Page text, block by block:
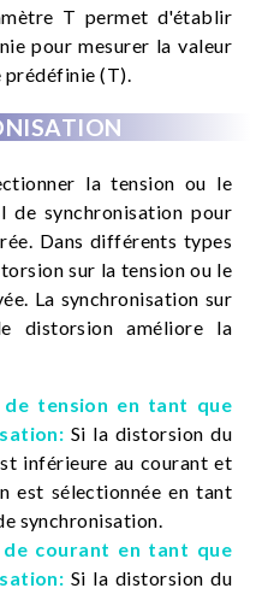
T permet d'établir
pour mesurer la valeur
prédéfinie (T).
la tension ou le
de synchronisation pour
Dans différents types
sur la tension ou le
La synchronisation sur
distorsion améliore la
de tension en tant que
Si la distorsion du
inférieure au courant et
est sélectionnée en tant
synchronisation.
courant en tant que
Si la distorsion du